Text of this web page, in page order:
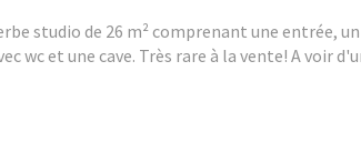
studio de 26 m² comprenant une entrée,
wc et une cave. Très rare à la vente! A voir